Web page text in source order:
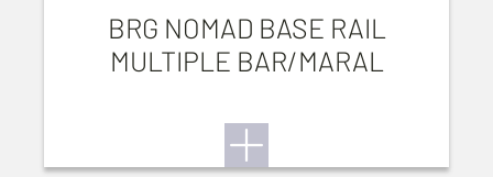
BRG NOMAD BASE RAIL
MULTIPLE BAR/MARAL